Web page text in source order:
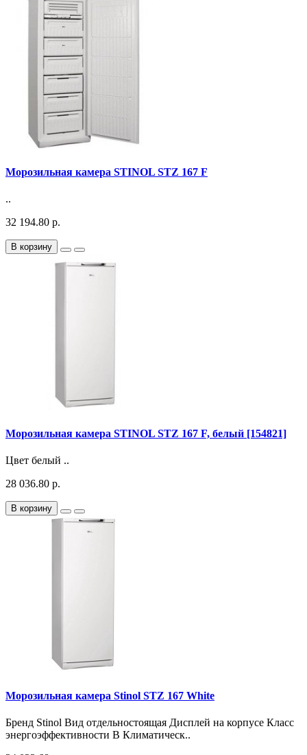
Морозильная камера STINOL STZ 167 F
..
32 194.80 р.
В корзину
Морозильная камера STINOL STZ 167 F, белый [154821]
Цвет белый ..
28 036.80 р.
В корзину
Морозильная камера Stinol STZ 167 White
Бренд Stinol Вид отдельностоящая Дисплей на корпусе Класс
энергоэффективности B Климатическ..